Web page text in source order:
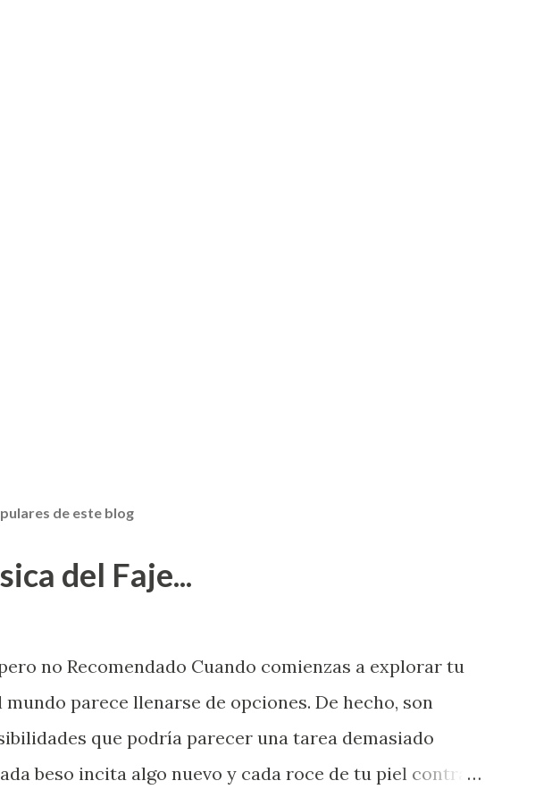
de este blog
del Faje...
no Recomendado Cuando comienzas a explorar tu
mundo parece llenarse de opciones. De hecho, son
que podría parecer una tarea demasiado
beso incita algo nuevo y cada roce de tu piel contra